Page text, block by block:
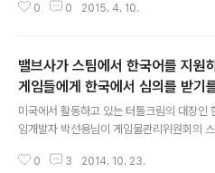
공식 선언은 다음과 같습니다. 오늘, IGDA 이
화 유물 입니다. 국제 게임 개발자 협회
고 그런 창조적인 작업물들을 기록하며, 미래
해 보존하려는 노력을 전폭적으로 지지합니
의 게임 산업을 대변하는 단체인 ESA는 최근
서버 지원이 중단된 게임을 개조하는 행위에
0 0 2015. 4. 10.
밸브사가 스팀에서 한국어를 지원
게임들에게 한국에서 심의를 받기
고 합니다.
미국에서 활동하고 있는 터틀크림의 대장인
임개발자 박선용님이 게임물관리위원회의
를 지원하고 있는 게임 개발자가 밸브에게서
0 3 2014. 10. 23.